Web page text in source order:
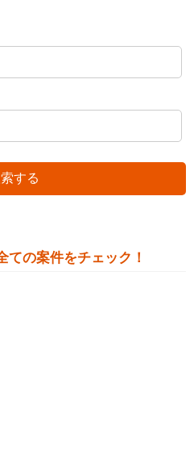
する
ての案件をチェック！